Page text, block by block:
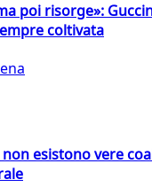
poi risorge»:
coltivata
esistono vere